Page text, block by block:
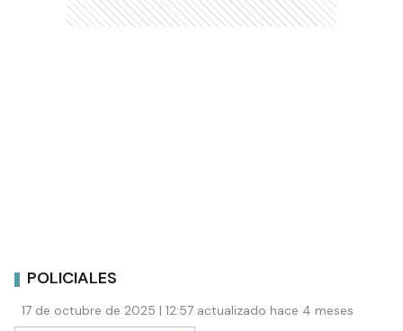
POLICIALES
17 de octubre de 2025 | 12:57 actualizado hace 4 meses